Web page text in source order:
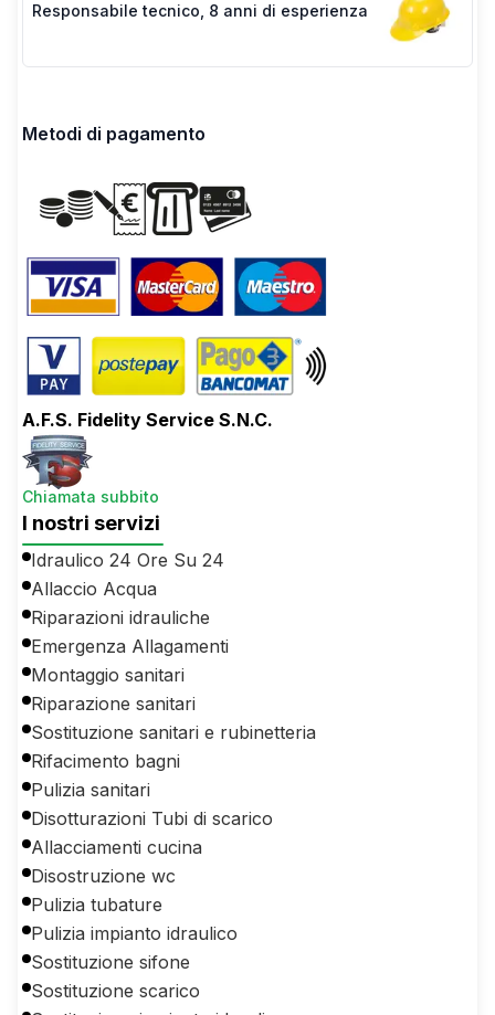
Responsabile tecnico 8 anni di esperienza
Metodi di pagamento
A.F.S. Fidelity Service S.N.C.
Chiamata subbito
I nostri servizi
Idraulico 24 Ore Su 24
Allaccio Acqua
Riparazioni idrauliche
Emergenza Allagamenti
Montaggio sanitari
Riparazione sanitari
Sostituzione sanitari e rubinetteria
Rifacimento bagni
Pulizia sanitari
Disotturazioni Tubi di scarico
Allacciamenti cucina
Disostruzione wc
Pulizia tubature
Pulizia impianto idraulico
Sostituzione sifone
Sostituzione scarico